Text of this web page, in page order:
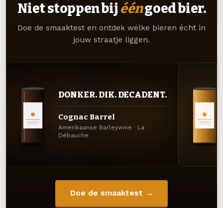
Niet stoppen bij ééngoed bier.
Doe de smaaktest en ontdek welke bieren écht in
jouw straatje liggen.
DONKER. DIK. DECADENT.
Cognac Barrel
Amerikaanse Barleywine · La
Débauche
Doe de smaaktest →